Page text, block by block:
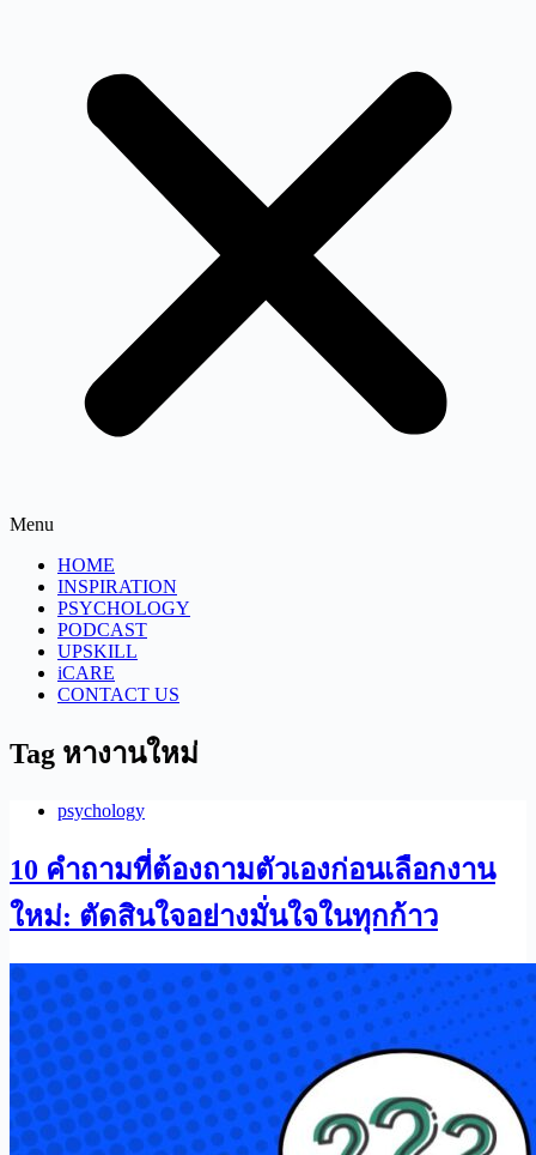
Menu
HOME
INSPIRATION
PSYCHOLOGY
PODCAST
UPSKILL
iCARE
CONTACT US
Tag หางานใหม่
psychology
10 คำถามที่ต้องถามตัวเองก่อนเลือกงาน
ใหม่: ตัดสินใจอย่างมั่นใจในทุกก้าว